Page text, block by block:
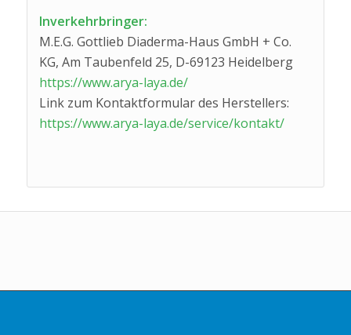
Inverkehrbringer:
M.E.G. Gottlieb Diaderma-Haus GmbH + Co.
KG, Am Taubenfeld 25, D-69123 Heidelberg
https://www.arya-laya.de/
Link zum Kontaktformular des Herstellers:
https://www.arya-laya.de/service/kontakt/